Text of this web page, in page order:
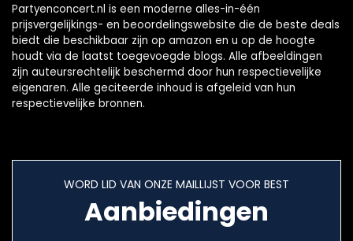
Partyenconcert.nl is een moderne alles-in-één
prijsvergelijkings- en beoordelingswebsite die de beste deals
biedt die beschikbaar zijn op amazon en u op de hoogte
houdt via de laatst toegevoegde blogs. Alle afbeeldingen
zijn auteursrechtelijk beschermd door hun respectievelijke
eigenaren. Alle geciteerde inhoud is afgeleid van hun
respectievelijke bronnen.
WORD LID VAN ONZE MAILLIJST VOOR BEST
Aanbiedingen